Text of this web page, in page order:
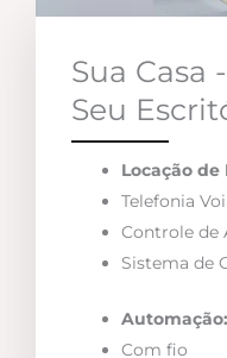
Sua Casa
Seu
Locação
Telefonia
Controle de
Sistema de
Automação:
Com fio